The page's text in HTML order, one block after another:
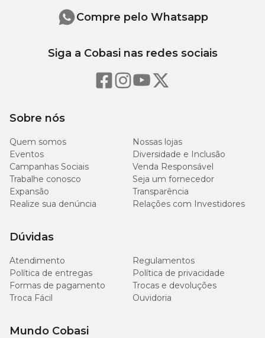
Onde comprar o Peitoral Tradicional para Cães Basic Toh
Você encontra o Peitoral para Cães Toh Bordô Tradicional
incrível, aqui na Cobasi! Compre agora pelo site, app
lojas físicas . Aproveite também para
conferir toda a linha depeitorais, guias e coleiras
Sobre nós
Quem somos
Nossas lojas
Eventos
Diversidade e Inclusão
Campanhas Sociais
Venda Responsável
Trabalhe conosco
Seja um fornecedor
Expansão
Transparência
Realize sua denúncia
Relações com Investidores
Dúvidas
Atendimento
Regulamentos
Política de entregas
Política de privacidade
Formas de pagamento
Trocas e devoluções
Troca Fácil
Ouvidoria
Mundo Cobasi
Compre pelo Whatsapp
Siga a Cobasi nas redes sociais